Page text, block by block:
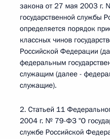
закона от 27 мая 2003
государственной службы
определяется порядок
классных чинов
Российской Федерации
федеральным
служащим (далее -
служащие).
2. Статьей 11
2004 г. № 79-ФЗ "О
службе Российской